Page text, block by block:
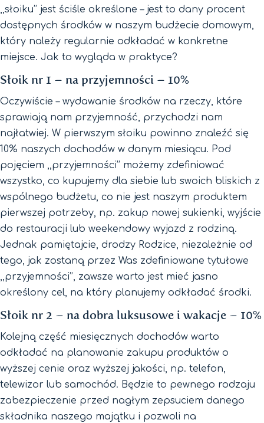
,,słoiku’’ jest ściśle określone – jest to dany procent
dostępnych środków w naszym budżecie domowym,
który należy regularnie odkładać w konkretne
miejsce. Jak to wygląda w praktyce?
Słoik nr 1 – na przyjemności – 10%
Oczywiście – wydawanie środków na rzeczy, które
sprawiają nam przyjemność, przychodzi nam
najłatwiej. W pierwszym słoiku powinno znaleźć się
10% naszych dochodów w danym miesiącu. Pod
pojęciem ,,przyjemności’’ możemy zdefiniować
wszystko, co kupujemy dla siebie lub swoich bliskich z
wspólnego budżetu, co nie jest naszym produktem
pierwszej potrzeby, np. zakup nowej sukienki, wyjście
do restauracji lub weekendowy wyjazd z rodziną.
Jednak pamiętajcie, drodzy Rodzice, niezależnie od
tego, jak zostaną przez Was zdefiniowane tytułowe
,,przyjemności’’, zawsze warto jest mieć jasno
określony cel, na który planujemy odkładać środki.
Słoik nr 2 – na dobra luksusowe i wakacje – 10%
Kolejną część miesięcznych dochodów warto
odkładać na planowanie zakupu produktów o
wyższej cenie oraz wyższej jakości, np. telefon,
telewizor lub samochód. Będzie to pewnego rodzaju
zabezpieczenie przed nagłym zepsuciem danego
składnika naszego majątku i pozwoli na